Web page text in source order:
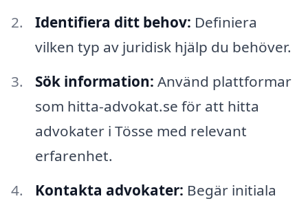
Identifiera ditt behov: Definiera
vilken typ av juridisk hjälp du behöver.
Sök information: Använd plattformar
som hitta-advokat.se för att hitta
advokater i Tösse med relevant
erfarenhet.
Kontakta advokater: Begär initiala